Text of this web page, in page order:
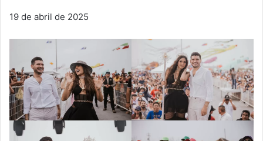
19 de abril de 2025